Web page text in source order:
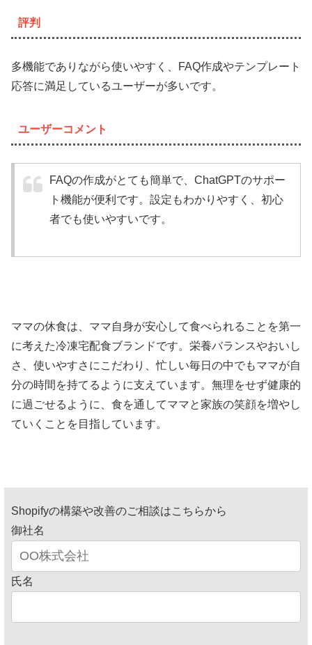
評判
多機能でありながら使いやすく、FAQ作成やテンプレート
応答に満足しているユーザーが多いです。
ユーザーコメント
FAQの作成がとても簡単で、ChatGPTのサポー
ト機能が便利です。設定もわかりやすく、初心
者でも使いやすいです。
ママの休食は、ママ自身が安心して食べられることを第一
に考えた冷凍宅配食ブランドです。栄養バランスやおいし
さ、使いやすさにこだわり、忙しい毎日の中でもママが自
分の時間を持てるように支えています。無理をせず健康的
に過ごせるように、食を通してママと家族の笑顔を増やし
ていくことを目指しています。
Shopifyの構築や改善のご相談はこちらから
御社名
氏名